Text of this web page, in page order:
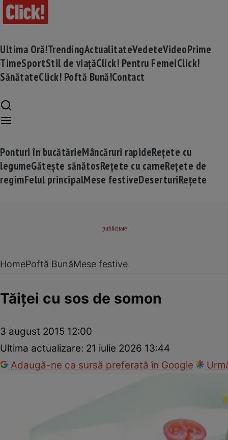
Ultima Oră!TrendingActualitateVedeteVideoPrime
TimeSportStil de viațăClick! Pentru FemeiClick!
SănătateClick! Poftă Bună!Contact
Ponturi în bucătărieMâncăruri rapideRețete cu
legumeGătește sănătosRețete cu carneRețete de
regimFelul principalMese festiveDeserturiRețete
HomePoftă BunăMese festive
Tăiţei cu sos de somon
3 august 2015 12:00
Ultima actualizare: 21 iulie 2026 13:44
Adaugă-ne ca sursă preferată în Google